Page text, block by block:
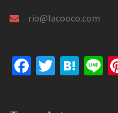
rio@lacooco.com
Facebook
Twitter